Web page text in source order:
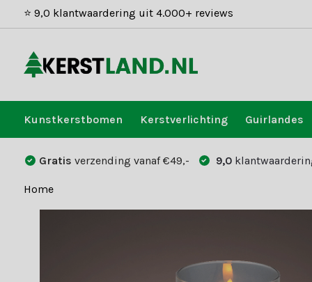
⭐ 9,0 klantwaardering uit 4.000+ reviews
Kunstkerstbomen Kerstverlichting Guirlandes
Gratis verzending vanaf €49,- 9,0
Home